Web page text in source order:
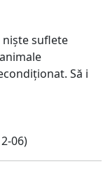
niște suflete
Să i
06)